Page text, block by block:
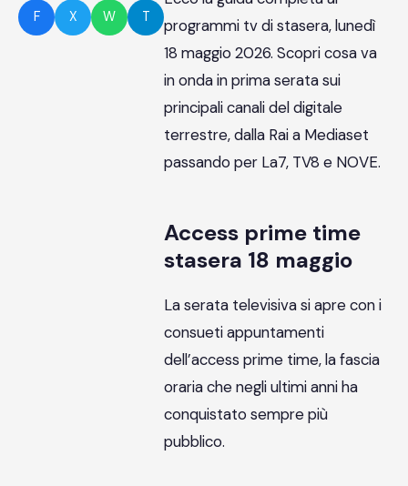
F X W T
programmi tv di stasera, lunedì
18 maggio 2026. Scopri cosa va
in onda in prima serata sui
principali canali del digitale
terrestre, dalla Rai a Mediaset
passando per La7, TV8 e NOVE.
Access prime time
stasera 18 maggio
La serata televisiva si apre con i
consueti appuntamenti
dell’access prime time, la fascia
oraria che negli ultimi anni ha
conquistato sempre più
pubblico.